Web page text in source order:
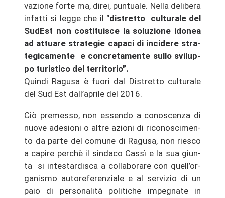
va­zio­ne forte ma, direi, pun­tua­le. Nella de­li­be­ra
in­fat­ti si legge che il “dis­tret­to cul­tu­ra­le del
Sud­Est non costi­tuis­ce la so­lu­zio­ne ido­nea
ad at­tua­re stra­te­gie ca­pa­ci di in­ci­de­re stra­
te­gi­ca­men­te e con­cre­ta­men­te sullo svi­lup­
po tu­ris­ti­co del ter­ri­to­rio”.
Quin­di Ra­gu­sa è fuori dal Dis­tret­to cul­tu­ra­le
del Sud Est dall’ap­ri­le del 2016.
Ciò prem­es­so, non es­sen­do a co­nos­cen­za di
nuove ad­esio­ni o altre azio­ni di ri­co­nos­ci­men­
to da parte del co­mu­ne di Ra­gu­sa, non ries­co
a ca­pi­re perchè il sin­da­co Cassì e la sua giun­
ta si in­tes­tar­dis­ca a col­la­bo­ra­re con quell’or­
ga­nis­mo au­to­re­fe­ren­zia­le e al ser­vi­zio di un
paio di personalità po­liti­che im­pe­g­na­te in